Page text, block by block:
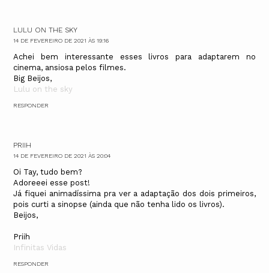
LULU ON THE SKY
14 DE FEVEREIRO DE 2021 ÀS 19:16
Achei bem interessante esses livros para adaptarem no
cinema, ansiosa pelos filmes.
Big Beijos,
Lulu on the sky
RESPONDER
PRIIH
14 DE FEVEREIRO DE 2021 ÀS 20:04
Oi Tay, tudo bem?
Adoreeei esse post!
Já fiquei animadíssima pra ver a adaptação dos dois primeiros,
pois curti a sinopse (ainda que não tenha lido os livros).
Beijos,
Priih
Infinitas Vidas
RESPONDER